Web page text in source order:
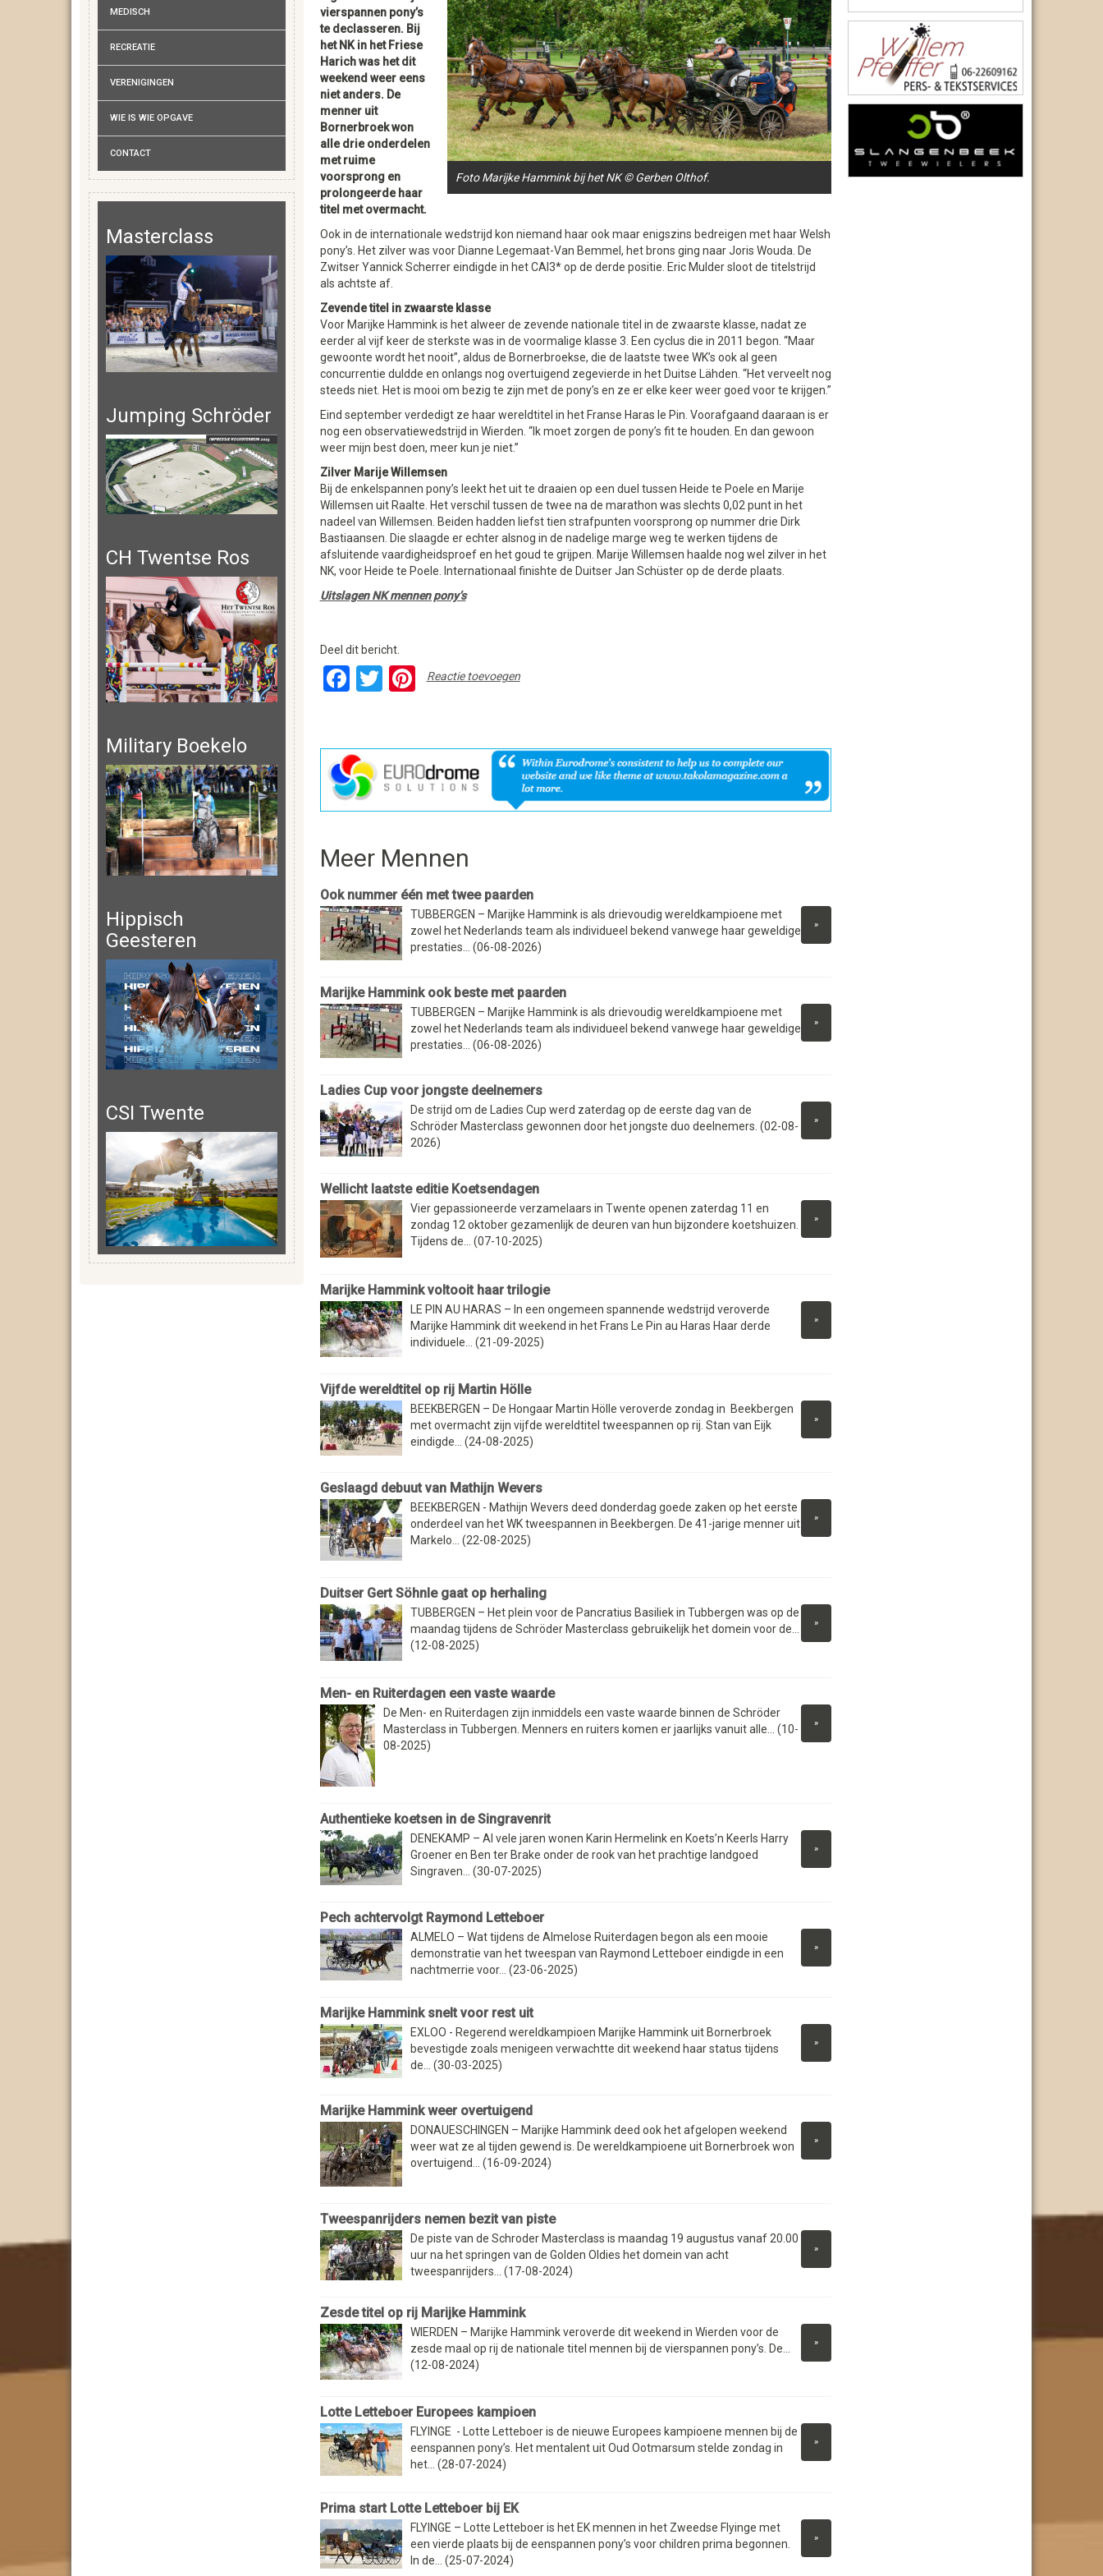
MEDISCH
RECREATIE
VERENIGINGEN
WIE IS WIE OPGAVE
CONTACT
Masterclass
Jumping Schröder
CH Twentse Ros
Military Boekelo
Hippisch
Geesteren
CSI Twente
Foto Marijke Hammink bij het NK © Gerben Olthof.
vierspannen pony’s
te declasseren. Bij
het NK in het Friese
Harich was het dit
weekend weer eens
niet anders. De
menner uit
Bornerbroek won
alle drie onderdelen
met ruime
voorsprong en
prolongeerde haar
titel met overmacht.
Ook in de internationale wedstrijd kon niemand haar ook maar enigszins bedreigen met haar Welsh
pony’s. Het zilver was voor Dianne Legemaat-Van Bemmel, het brons ging naar Joris Wouda. De
Zwitser Yannick Scherrer eindigde in het CAI3* op de derde positie. Eric Mulder sloot de titelstrijd
als achtste af.
Zevende titel in zwaarste klasse
Voor Marijke Hammink is het alweer de zevende nationale titel in de zwaarste klasse, nadat ze
eerder al vijf keer de sterkste was in de voormalige klasse 3. Een cyclus die in 2011 begon. “Maar
gewoonte wordt het nooit”, aldus de Bornerbroekse, die de laatste twee WK’s ook al geen
concurrentie duldde en onlangs nog overtuigend zegevierde in het Duitse Lähden. “Het verveelt nog
steeds niet. Het is mooi om bezig te zijn met de pony’s en ze er elke keer weer goed voor te krijgen.”
Eind september verdedigt ze haar wereldtitel in het Franse Haras le Pin. Voorafgaand daaraan is er
nog een observatiewedstrijd in Wierden. “Ik moet zorgen de pony’s fit te houden. En dan gewoon
weer mijn best doen, meer kun je niet.”
Zilver Marije Willemsen
Bij de enkelspannen pony’s leekt het uit te draaien op een duel tussen Heide te Poele en Marije
Willemsen uit Raalte. Het verschil tussen de twee na de marathon was slechts 0,02 punt in het
nadeel van Willemsen. Beiden hadden liefst tien strafpunten voorsprong op nummer drie Dirk
Bastiaansen. Die slaagde er echter alsnog in de nadelige marge weg te werken tijdens de
afsluitende vaardigheidsproef en het goud te grijpen. Marije Willemsen haalde nog wel zilver in het
NK, voor Heide te Poele. Internationaal finishte de Duitser Jan Schüster op de derde plaats.
Uitslagen NK mennen pony’s
Deel dit bericht.
Facebook
Twitter
Pinterest
Reactie toevoegen
Meer Mennen
Ook nummer één met twee paarden
»
TUBBERGEN – Marijke Hammink is als drievoudig wereldkampioene met
zowel het Nederlands team als individueel bekend vanwege haar geweldige
prestaties... (06-08-2026)
Marijke Hammink ook beste met paarden
»
TUBBERGEN – Marijke Hammink is als drievoudig wereldkampioene met
zowel het Nederlands team als individueel bekend vanwege haar geweldige
prestaties... (06-08-2026)
Ladies Cup voor jongste deelnemers
»
De strijd om de Ladies Cup werd zaterdag op de eerste dag van de
Schröder Masterclass gewonnen door het jongste duo deelnemers. (02-08-
2026)
Wellicht laatste editie Koetsendagen
»
Vier gepassioneerde verzamelaars in Twente openen zaterdag 11 en
zondag 12 oktober gezamenlijk de deuren van hun bijzondere koetshuizen.
Tijdens de... (07-10-2025)
Marijke Hammink voltooit haar trilogie
»
LE PIN AU HARAS – In een ongemeen spannende wedstrijd veroverde
Marijke Hammink dit weekend in het Frans Le Pin au Haras Haar derde
individuele... (21-09-2025)
Vijfde wereldtitel op rij Martin Hölle
»
BEEKBERGEN – De Hongaar Martin Hölle veroverde zondag in Beekbergen
met overmacht zijn vijfde wereldtitel tweespannen op rij. Stan van Eijk
eindigde... (24-08-2025)
Geslaagd debuut van Mathijn Wevers
»
BEEKBERGEN - Mathijn Wevers deed donderdag goede zaken op het eerste
onderdeel van het WK tweespannen in Beekbergen. De 41-jarige menner uit
Markelo... (22-08-2025)
Duitser Gert Söhnle gaat op herhaling
»
TUBBERGEN – Het plein voor de Pancratius Basiliek in Tubbergen was op de
maandag tijdens de Schröder Masterclass gebruikelijk het domein voor de...
(12-08-2025)
Men- en Ruiterdagen een vaste waarde
»
De Men- en Ruiterdagen zijn inmiddels een vaste waarde binnen de Schröder
Masterclass in Tubbergen. Menners en ruiters komen er jaarlijks vanuit alle... (10-
08-2025)
Authentieke koetsen in de Singravenrit
»
DENEKAMP – Al vele jaren wonen Karin Hermelink en Koets’n Keerls Harry
Groener en Ben ter Brake onder de rook van het prachtige landgoed
Singraven... (30-07-2025)
Pech achtervolgt Raymond Letteboer
»
ALMELO – Wat tijdens de Almelose Ruiterdagen begon als een mooie
demonstratie van het tweespan van Raymond Letteboer eindigde in een
nachtmerrie voor... (23-06-2025)
Marijke Hammink snelt voor rest uit
»
EXLOO - Regerend wereldkampioen Marijke Hammink uit Bornerbroek
bevestigde zoals menigeen verwachtte dit weekend haar status tijdens
de... (30-03-2025)
Marijke Hammink weer overtuigend
»
DONAUESCHINGEN – Marijke Hammink deed ook het afgelopen weekend
weer wat ze al tijden gewend is. De wereldkampioene uit Bornerbroek won
overtuigend... (16-09-2024)
Tweespanrijders nemen bezit van piste
»
De piste van de Schroder Masterclass is maandag 19 augustus vanaf 20.00
uur na het springen van de Golden Oldies het domein van acht
tweespanrijders... (17-08-2024)
Zesde titel op rij Marijke Hammink
»
WIERDEN – Marijke Hammink veroverde dit weekend in Wierden voor de
zesde maal op rij de nationale titel mennen bij de vierspannen pony’s. De...
(12-08-2024)
Lotte Letteboer Europees kampioen
»
FLYINGE - Lotte Letteboer is de nieuwe Europees kampioene mennen bij de
eenspannen pony’s. Het mentalent uit Oud Ootmarsum stelde zondag in
het... (28-07-2024)
Prima start Lotte Letteboer bij EK
»
FLYINGE – Lotte Letteboer is het EK mennen in het Zweedse Flyinge met
een vierde plaats bij de eenspannen pony’s voor children prima begonnen.
In de... (25-07-2024)